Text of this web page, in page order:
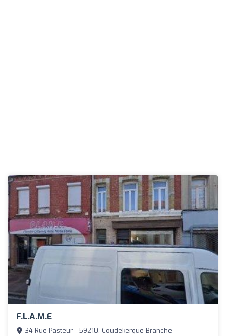
F.L.A.M.E
34 Rue Pasteur - 59210, Coudekerque-Branche